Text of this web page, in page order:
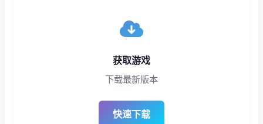
获取游戏
下载最新版本
快速下载